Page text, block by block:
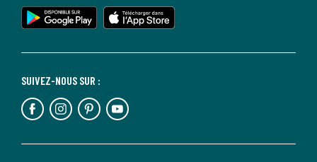
SUIVEZ-NOUS SUR :